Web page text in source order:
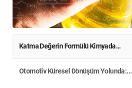
Katma Değerin Formülü Kimyada...
Otomotiv Küresel Dönüşüm Yolunda:...